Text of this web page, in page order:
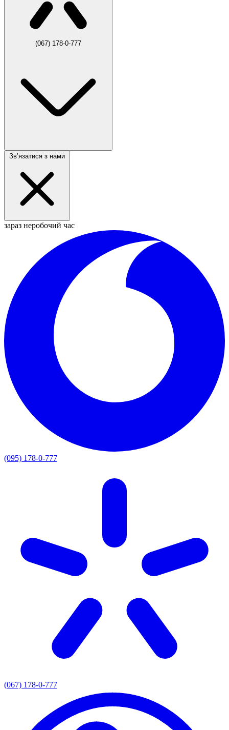
(067) 178-0-777
Звʼязатися з нами
зараз неробочий час
(095) 178-0-777
(067) 178-0-777